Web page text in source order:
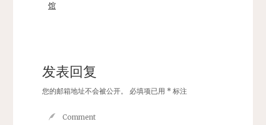
馆
发表回复
您的邮箱地址不会被公开。 必填项已用 *标注